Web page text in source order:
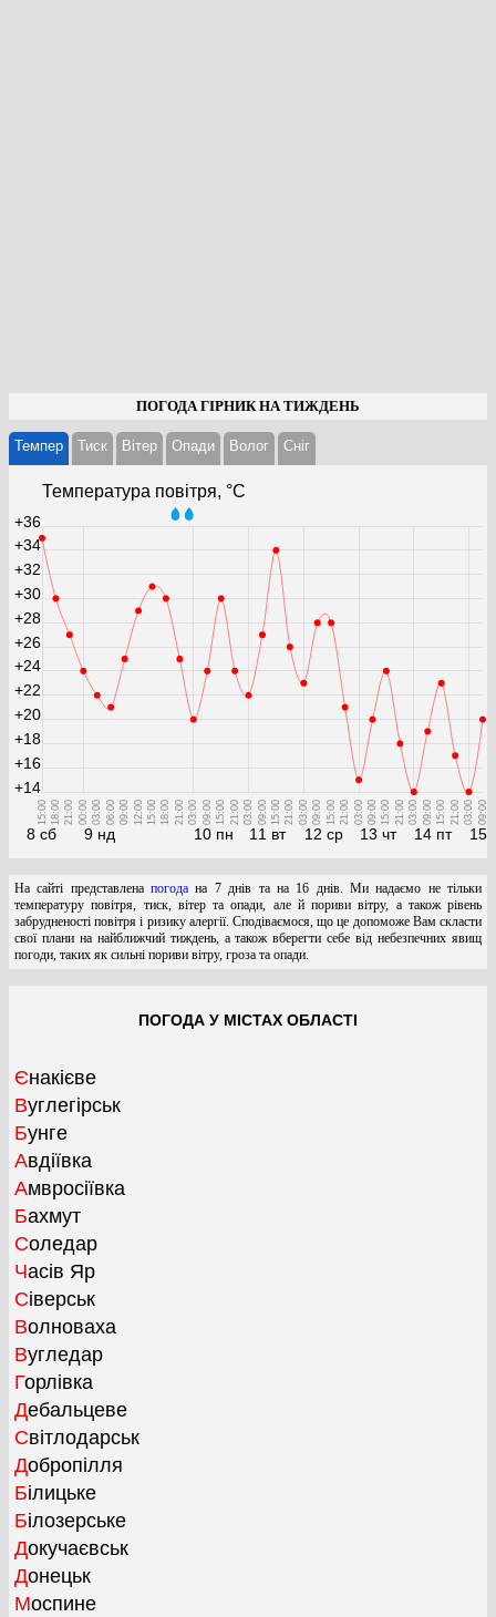
ПОГОДА ГІРНИК НА ТИЖДЕНЬ
Темпер Тиск Вітер Опади Волог Cніг
Температура повітря, °С
8 сб
15:00 18:00 21:00
9 нд
00:00 03:00 06:00 09:00 12:00 15:00 18:00 21:00
10 пн
03:00 09:00 15:00 21:00
11 вт
03:00 09:00 15:00 21:00
12 ср
03:00 09:00 15:00 21:00
13 чт
03:00 09:00 15:00 21:00
14 пт
03:00 09:00 15:00 21:00
15
03:00 09:00
+14
+16
+18
+20
+22
+24
+26
+28
+30
+32
+34
+36
На сайті представленапогода на 7 днів та на 16 днів. Ми надаємо не тільки
температуру повітря, тиск, вітер та опади, але й пориви вітру, а також рівень
забрудненості повітря і ризику алергії. Сподіваємося, що це допоможе Вам скласти
свої плани на найближчий тиждень, а також вберегти себе від небезпечних явищ
погоди, таких як сильні пориви вітру, гроза та опади.
ПОГОДА У МІСТАХ ОБЛАСТІ
Єнакієве
Вуглегірськ
Бунге
Авдіївка
Амвросіївка
Бахмут
Соледар
Часів Яр
Сіверськ
Волноваха
Вугледар
Горлівка
Дебальцеве
Світлодарськ
Добропілля
Білицьке
Білозерське
Докучаєвськ
Донецьк
Моспине